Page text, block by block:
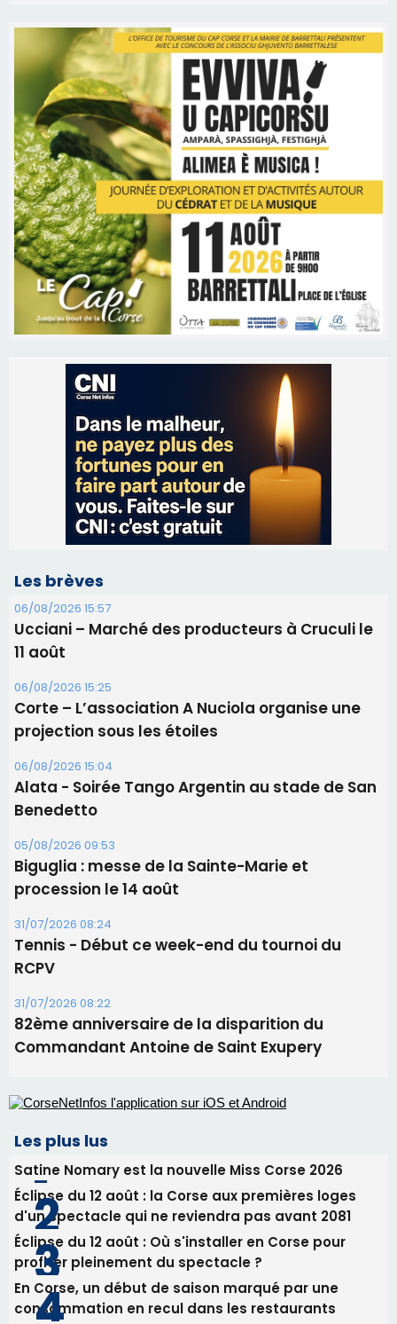
Les brèves
06/08/2026 15:57
Ucciani – Marché des producteurs à Cruculi le
11 août
06/08/2026 15:25
Corte – L’association A Nuciola organise une
projection sous les étoiles
06/08/2026 15:04
Alata - Soirée Tango Argentin au stade de San
Benedetto
05/08/2026 09:53
Biguglia : messe de la Sainte-Marie et
procession le 14 août
31/07/2026 08:24
Tennis - Début ce week-end du tournoi du
RCPV
31/07/2026 08:22
82ème anniversaire de la disparition du
Commandant Antoine de Saint Exupery
Les plus lus
Satine Nomary est la nouvelle Miss Corse 2026
Éclipse du 12 août : la Corse aux premières loges
d'un spectacle qui ne reviendra pas avant 2081
Éclipse du 12 août : Où s'installer en Corse pour
profiter pleinement du spectacle ?
En Corse, un début de saison marqué par une
consommation en recul dans les restaurants